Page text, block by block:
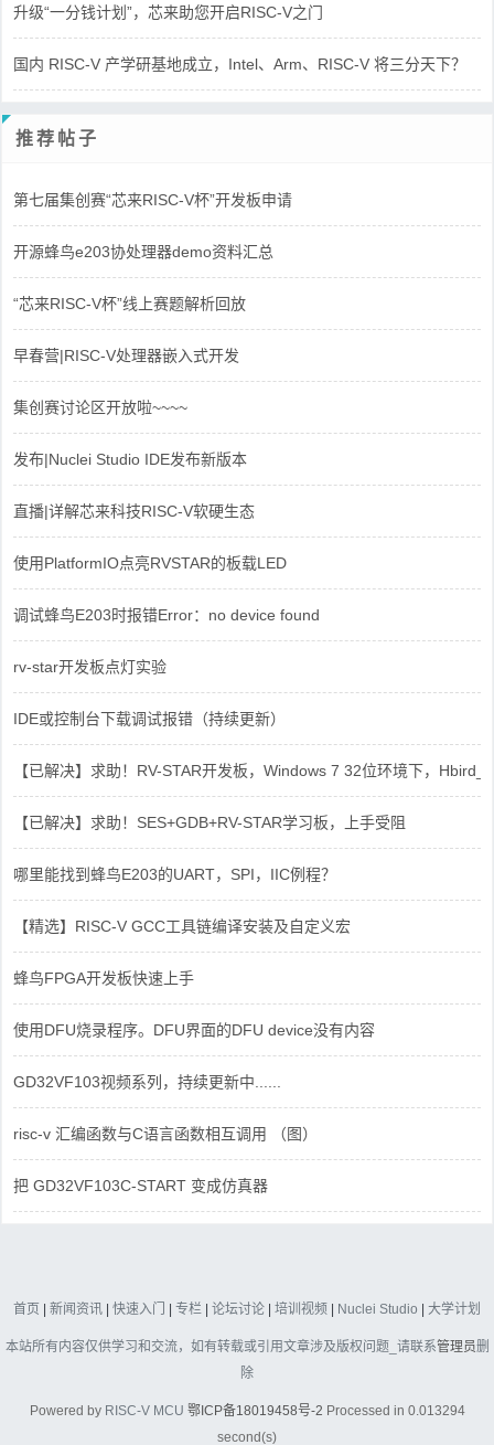
升级“一分钱计划”，芯来助您开启RISC-V之门
国内 RISC-V 产学研基地成立，Intel、Arm、RISC-V 将三分天下？
推荐帖子
第七届集创赛“芯来RISC-V杯”开发板申请
开源蜂鸟e203协处理器demo资料汇总
“芯来RISC-V杯”线上赛题解析回放
早春营|RISC-V处理器嵌入式开发
集创赛讨论区开放啦~~~~
发布|Nuclei Studio IDE发布新版本
直播|详解芯来科技RISC-V软硬生态
使用PlatformIO点亮RVSTAR的板载LED
调试蜂鸟E203时报错Error：no device found
rv-star开发板点灯实验
IDE或控制台下载调试报错（持续更新）
【已解决】求助！RV-STAR开发板，Windows 7 32位环境下，
【已解决】求助！SES+GDB+RV-STAR学习板，上手受阻
哪里能找到蜂鸟E203的UART，SPI，IIC例程？
【精选】RISC-V GCC工具链编译安装及自定义宏
蜂鸟FPGA开发板快速上手
使用DFU烧录程序。DFU界面的DFU device没有内容
GD32VF103视频系列，持续更新中......
risc-v 汇编函数与C语言函数相互调用 （图）
把 GD32VF103C-START 变成仿真器
首页 | 新闻资讯 | 快速入门 | 专栏 | 论坛讨论 | 培训视频 | Nuclei Studio | 大学计划
本站所有内容仅供学习和交流，如有转载或引用文章涉及版权问题_请联系管理员删
除
Powered by RISC-V MCU 鄂ICP备18019458号-2 Processed in 0.013294
second(s)